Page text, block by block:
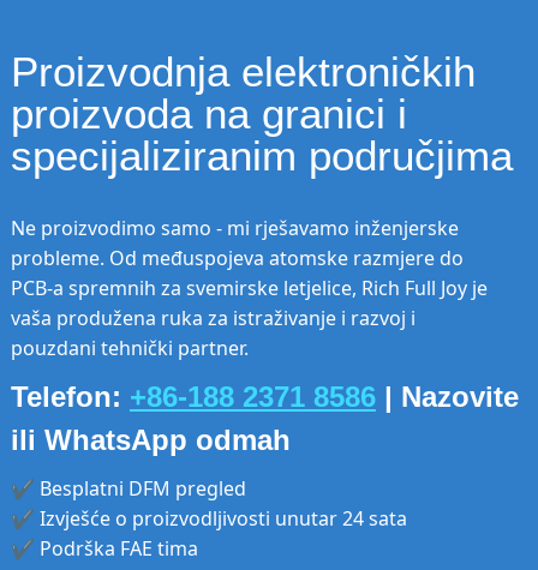
Proizvodnja elektroničkih
proizvoda na granici i
specijaliziranim područjima
Ne proizvodimo samo - mi rješavamo inženjerske
probleme. Od međuspojeva atomske razmjere do
PCB-a spremnih za svemirske letjelice, Rich Full Joy je
vaša produžena ruka za istraživanje i razvoj i
pouzdani tehnički partner.
Telefon: +86-188 2371 8586| Nazovite
ili WhatsApp odmah
✔ Besplatni DFM pregled
✔ Izvješće o proizvodljivosti unutar 24 sata
✔ Podrška FAE tima